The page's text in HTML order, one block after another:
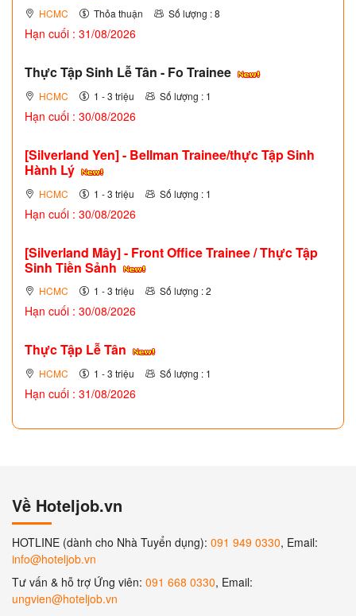
HCMC Thỏa thuận Số lượng : 8
Hạn cuối : 31/08/2026
Thực Tập Sinh Lễ Tân - Fo Trainee
HCMC 1 - 3 triệu Số lượng : 1
Hạn cuối : 30/08/2026
[Silverland Yen] - Bellman Trainee/thực Tập Sinh
Hành Lý
HCMC 1 - 3 triệu Số lượng : 1
Hạn cuối : 30/08/2026
[Silverland Mây] - Front Office Trainee / Thực Tập
Sinh Tiền Sảnh
HCMC 1 - 3 triệu Số lượng : 2
Hạn cuối : 30/08/2026
Thực Tập Lễ Tân
HCMC 1 - 3 triệu Số lượng : 1
Hạn cuối : 31/08/2026
Về Hoteljob.vn
HOTLINE (dành cho Nhà Tuyển dụng): 091 949 0330, Email:
info@hoteljob.vn
Tư vấn & hỗ trợ Ứng viên: 091 668 0330, Email:
ungvien@hoteljob.vn